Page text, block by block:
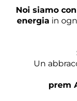
Noi siamo
energia in
Un
prem